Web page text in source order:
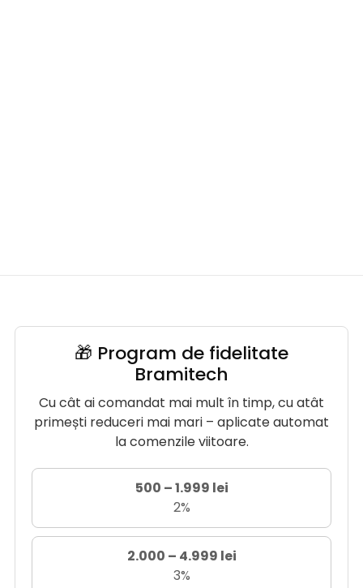
🎁 Program de fidelitate
Bramitech
Cu cât ai comandat mai mult în timp, cu atât
primești reduceri mai mari – aplicate automat
la comenzile viitoare.
500 – 1.999 lei
2%
2.000 – 4.999 lei
3%